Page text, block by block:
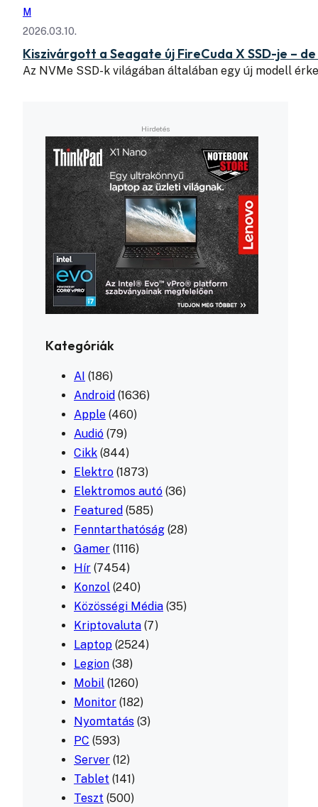
M
2026.03.10.
Kiszivárgott a Seagate új FireCuda X SSD-je –
Az NVMe SSD-k világában általában egy új modell
Kategóriák
AI (186)
Android (1636)
Apple (460)
Audió (79)
Cikk (844)
Elektro (1873)
Elektromos autó (36)
Featured (585)
Fenntarthatóság (28)
Gamer (1116)
Hír (7454)
Konzol (240)
Közösségi Média (35)
Kriptovaluta (7)
Laptop (2524)
Legion (38)
Mobil (1260)
Monitor (182)
Nyomtatás (3)
PC (593)
Server (12)
Tablet (141)
Teszt (500)